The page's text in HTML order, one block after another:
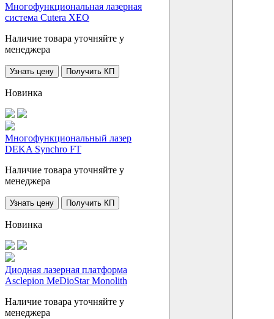
Многофункциональная лазерная
система Cutera XEO
Наличие товара уточняйте у
менеджера
Узнать цену Получить КП
Новинка
Многофункциональный лазер
DEKA Synchro FT
Наличие товара уточняйте у
менеджера
Узнать цену Получить КП
Новинка
Диодная лазерная платформа
Asclepion MeDioStar Monolith
Наличие товара уточняйте у
менеджера